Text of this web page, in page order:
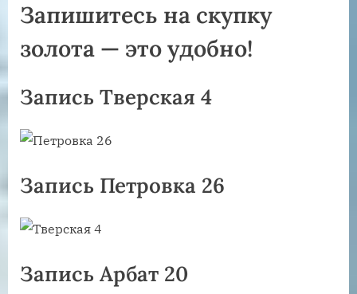
Запишитесь на скупку
золота — это удобно!
Запись Тверская 4
Запись Петровка 26
Запись Арбат 20